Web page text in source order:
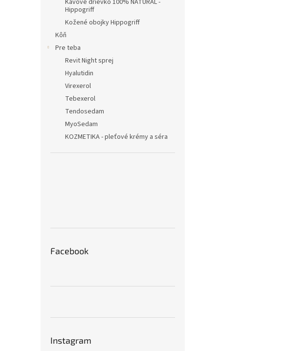
Hippogriff
Kožené obojky Hippogriff
Kôň
Pre teba
Revit Night sprej
Hyalutidin
Virexerol
Tebexerol
Tendosedam
MyoSedam
KOZMETIKA - pleťové krémy a séra
Facebook
Instagram